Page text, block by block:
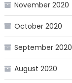
November 2020
October 2020
September 2020
August 2020